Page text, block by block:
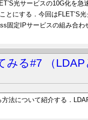
光サービスの10G化を急
とにする．今回はFLET’S
定IPサービスの組み合わ
みる#7 （LDAP
法について紹介する．